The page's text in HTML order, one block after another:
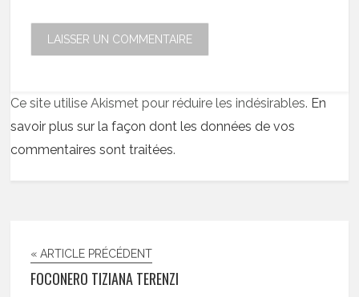
Ce site utilise Akismet pour réduire les indésirables. En
savoir plus sur la façon dont les données de vos
commentaires sont traitées.
« ARTICLE PRÉCÉDENT
FOCONERO TIZIANA TERENZI